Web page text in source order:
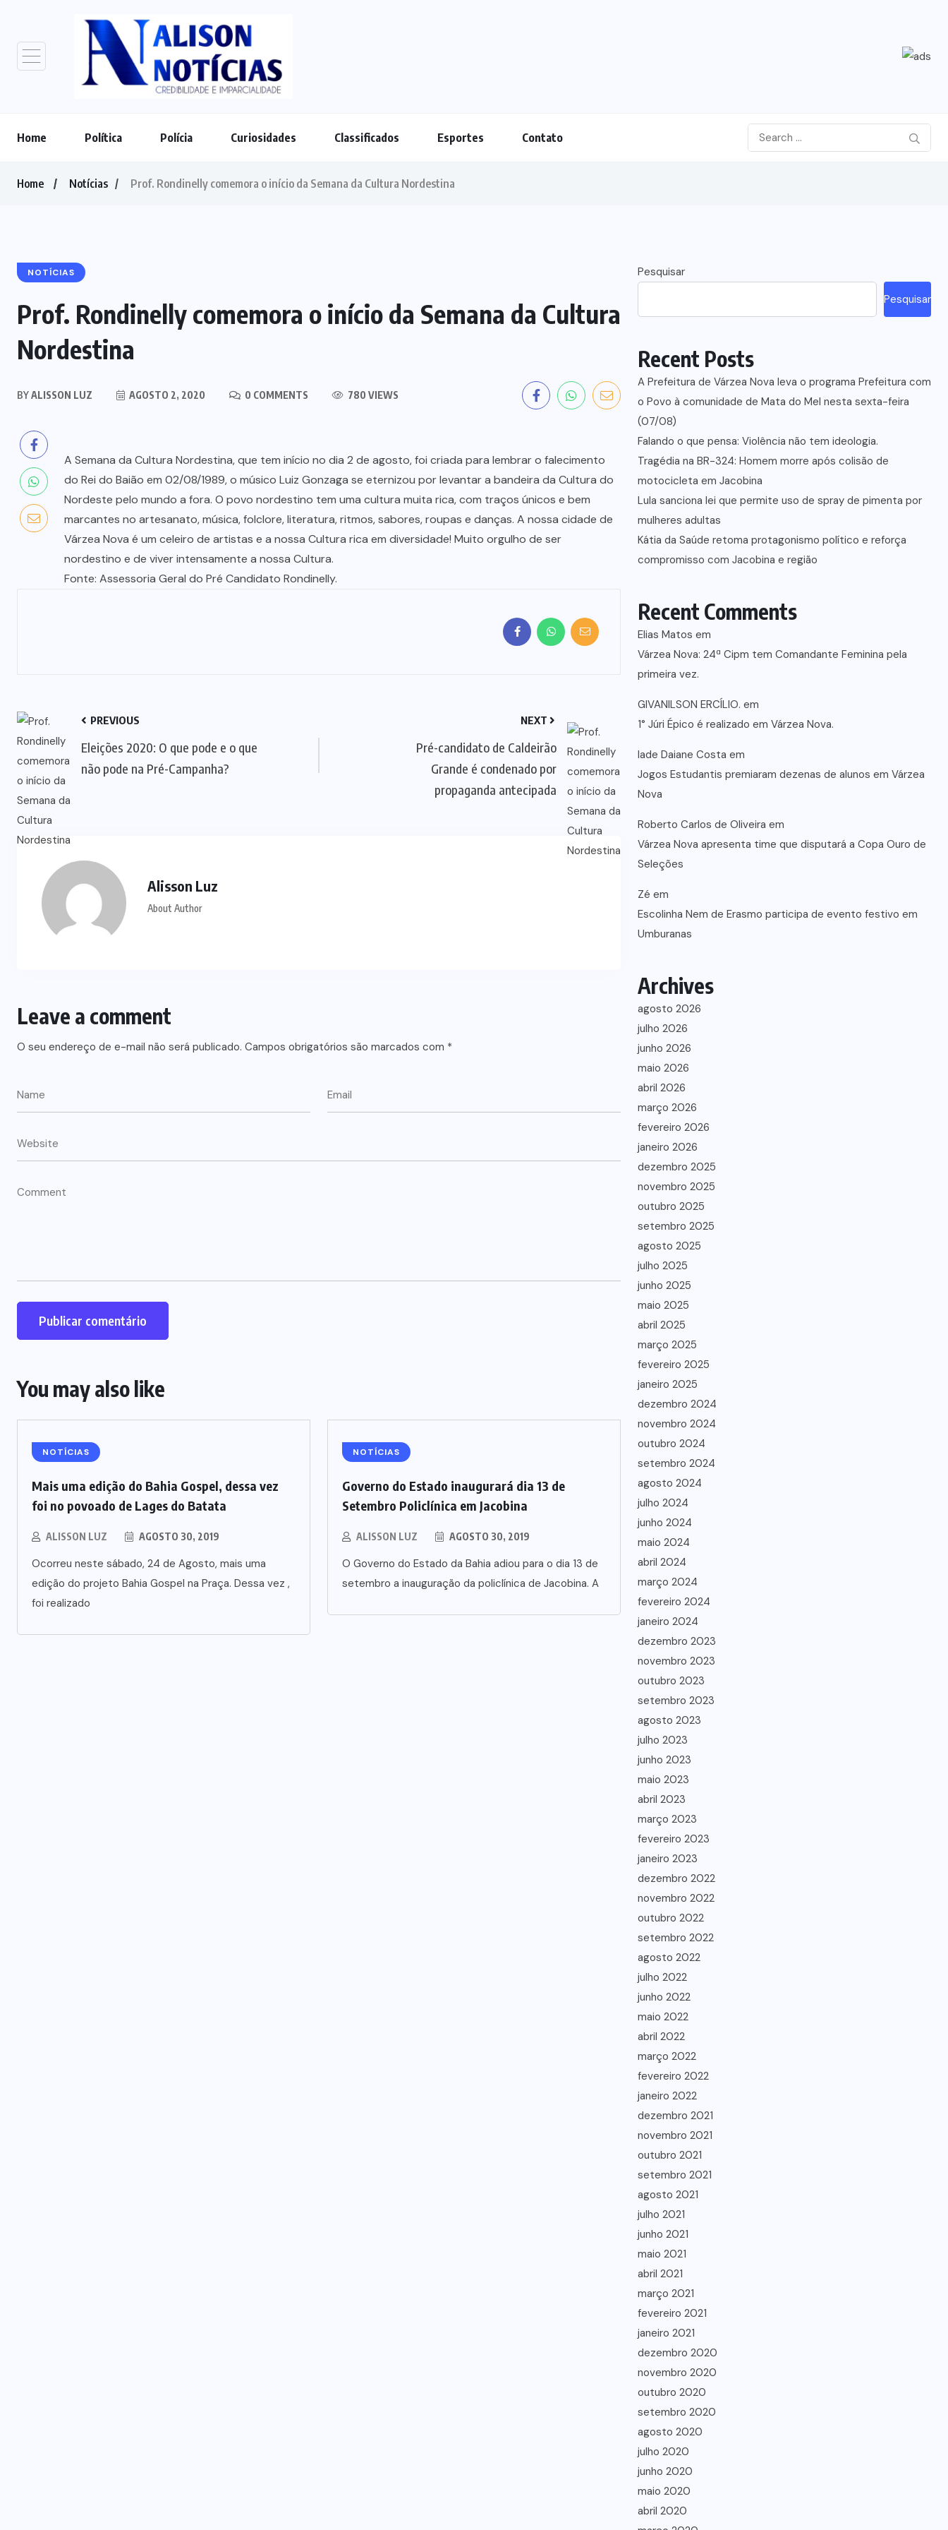
Home Política Polícia Curiosidades Classificados Esportes Contato
Home Notícias Prof. Rondinelly comemora o início da Semana da Cultura Nordestina
NOTÍCIAS
Prof. Rondinelly comemora o início da Semana da Cultura
Nordestina
BYALISSON LUZ AGOSTO 2, 2020 0 COMMENTS 780 VIEWS
A Semana da Cultura Nordestina, que tem início no dia 2 de agosto, foi criada para lembrar o falecimento
do Rei do Baião em 02/08/1989, o músico Luiz Gonzaga se eternizou por levantar a bandeira da Cultura do
Nordeste pelo mundo a fora. O povo nordestino tem uma cultura muita rica, com traços únicos e bem
marcantes no artesanato, música, folclore, literatura, ritmos, sabores, roupas e danças. A nossa cidade de
Várzea Nova é um celeiro de artistas e a nossa Cultura rica em diversidade! Muito orgulho de ser
nordestino e de viver intensamente a nossa Cultura.
Fonte: Assessoria Geral do Pré Candidato Rondinelly.
PREVIOUS
Eleições 2020: O que pode e o que
não pode na Pré-Campanha?
NEXT
Pré-candidato de Caldeirão
Grande é condenado por
propaganda antecipada
Alisson Luz
About Author
Leave a comment
O seu endereço de e-mail não será publicado. Campos obrigatórios são marcados com *
You may also like
NOTÍCIAS
Mais uma edição do Bahia Gospel, dessa vez
foi no povoado de Lages do Batata
ALISSON LUZ AGOSTO 30, 2019
Ocorreu neste sábado, 24 de Agosto, mais uma
edição do projeto Bahia Gospel na Praça. Dessa vez ,
foi realizado
NOTÍCIAS
Governo do Estado inaugurará dia 13 de
Setembro Policlínica em Jacobina
ALISSON LUZ AGOSTO 30, 2019
O Governo do Estado da Bahia adiou para o dia 13 de
setembro a inauguração da policlínica de Jacobina. A
Pesquisar
Pesquisar
Recent Posts
A Prefeitura de Várzea Nova leva o programa Prefeitura com
o Povo à comunidade de Mata do Mel nesta sexta-feira
(07/08)
Falando o que pensa: Violência não tem ideologia.
Tragédia na BR-324: Homem morre após colisão de
motocicleta em Jacobina
Lula sanciona lei que permite uso de spray de pimenta por
mulheres adultas
Kátia da Saúde retoma protagonismo político e reforça
compromisso com Jacobina e região
Recent Comments
Elias Matos em
Várzea Nova: 24ª Cipm tem Comandante Feminina pela
primeira vez.
GIVANILSON ERCÍLIO. em
1° Júri Épico é realizado em Várzea Nova.
lade Daiane Costa em
Jogos Estudantis premiaram dezenas de alunos em Várzea
Nova
Roberto Carlos de Oliveira em
Várzea Nova apresenta time que disputará a Copa Ouro de
Seleções
Zé em
Escolinha Nem de Erasmo participa de evento festivo em
Umburanas
Archives
agosto 2026
julho 2026
junho 2026
maio 2026
abril 2026
março 2026
fevereiro 2026
janeiro 2026
dezembro 2025
novembro 2025
outubro 2025
setembro 2025
agosto 2025
julho 2025
junho 2025
maio 2025
abril 2025
março 2025
fevereiro 2025
janeiro 2025
dezembro 2024
novembro 2024
outubro 2024
setembro 2024
agosto 2024
julho 2024
junho 2024
maio 2024
abril 2024
março 2024
fevereiro 2024
janeiro 2024
dezembro 2023
novembro 2023
outubro 2023
setembro 2023
agosto 2023
julho 2023
junho 2023
maio 2023
abril 2023
março 2023
fevereiro 2023
janeiro 2023
dezembro 2022
novembro 2022
outubro 2022
setembro 2022
agosto 2022
julho 2022
junho 2022
maio 2022
abril 2022
março 2022
fevereiro 2022
janeiro 2022
dezembro 2021
novembro 2021
outubro 2021
setembro 2021
agosto 2021
julho 2021
junho 2021
maio 2021
abril 2021
março 2021
fevereiro 2021
janeiro 2021
dezembro 2020
novembro 2020
outubro 2020
setembro 2020
agosto 2020
julho 2020
junho 2020
maio 2020
abril 2020